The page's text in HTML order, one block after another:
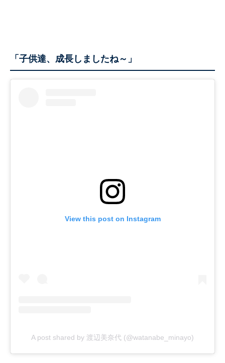
「子供達、成長しましたね～」
View this post on Instagram
A post shared by 渡辺美奈代 (@watanabe_minayo)